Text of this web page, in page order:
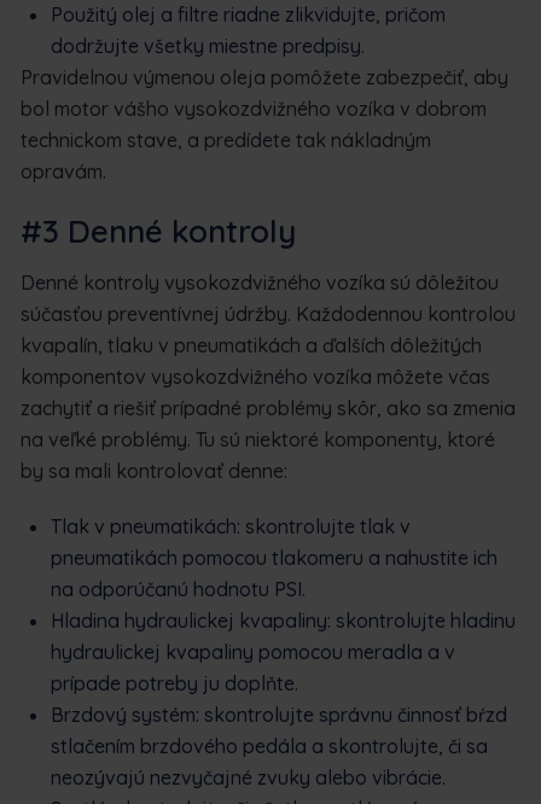
Použitý olej a filtre riadne zlikvidujte, pričom
dodržujte všetky miestne predpisy.
Pravidelnou výmenou oleja pomôžete zabezpečiť, aby
bol motor vášho vysokozdvižného vozíka v dobrom
technickom stave, a predídete tak nákladným
opravám.
#3 Denné kontroly
Denné kontroly vysokozdvižného vozíka sú dôležitou
súčasťou preventívnej údržby. Každodennou kontrolou
kvapalín, tlaku v pneumatikách a ďalších dôležitých
komponentov vysokozdvižného vozíka môžete včas
zachytiť a riešiť prípadné problémy skôr, ako sa zmenia
na veľké problémy. Tu sú niektoré komponenty, ktoré
by sa mali kontrolovať denne:
Tlak v pneumatikách: skontrolujte tlak v
pneumatikách pomocou tlakomeru a nahustite ich
na odporúčanú hodnotu PSI.
Hladina hydraulickej kvapaliny: skontrolujte hladinu
hydraulickej kvapaliny pomocou meradla a v
prípade potreby ju doplňte.
Brzdový systém: skontrolujte správnu činnosť bŕzd
stlačením brzdového pedála a skontrolujte, či sa
neozývajú nezvyčajné zvuky alebo vibrácie.